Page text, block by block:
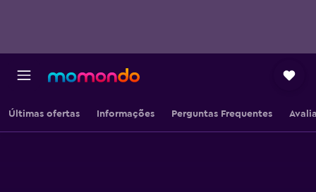
Últimas ofertas Informações Perguntas Frequentes